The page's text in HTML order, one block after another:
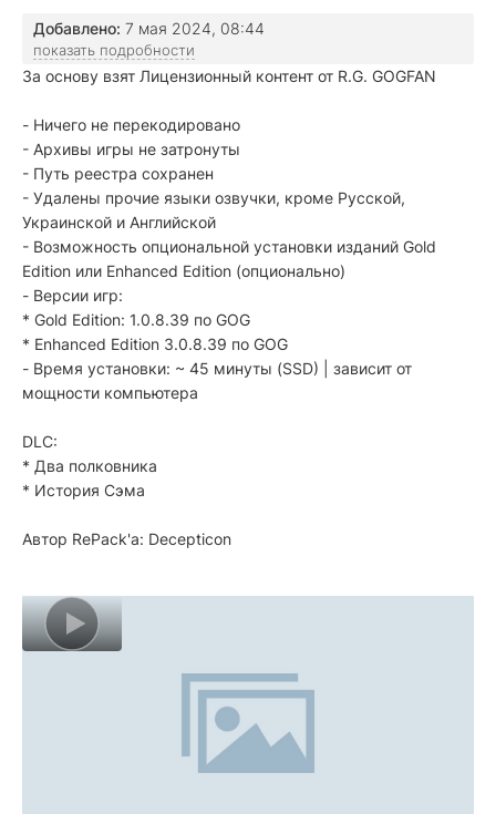
Добавлено: 7 мая 2024, 08:44
показать подробности
За основу взят Лицензионный контент от R.G. GOGFAN
- Ничего не перекодировано
- Архивы игры не затронуты
- Путь реестра сохранен
- Удалены прочие языки озвучки, кроме Русской,
Украинской и Английской
- Возможность опциональной установки изданий Gold
Edition или Enhanced Edition (опционально)
- Версии игр:
* Gold Edition: 1.0.8.39 по GOG
* Enhanced Edition 3.0.8.39 по GOG
- Время установки: ~ 45 минуты (SSD) | зависит от
мощности компьютера
DLC:
* Два полковника
* История Сэма
Автор RePack'a: Decepticon